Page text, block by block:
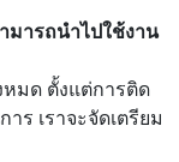
มารถนำไปใช้งาน
มด ตั้งแต่การติด
ร เราจะจัดเตรียม